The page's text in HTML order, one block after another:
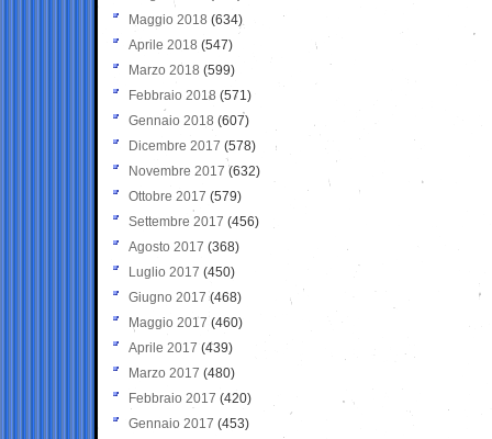
Maggio 2018 (634)
Aprile 2018 (547)
Marzo 2018 (599)
Febbraio 2018 (571)
Gennaio 2018 (607)
Dicembre 2017 (578)
Novembre 2017 (632)
Ottobre 2017 (579)
Settembre 2017 (456)
Agosto 2017 (368)
Luglio 2017 (450)
Giugno 2017 (468)
Maggio 2017 (460)
Aprile 2017 (439)
Marzo 2017 (480)
Febbraio 2017 (420)
Gennaio 2017 (453)